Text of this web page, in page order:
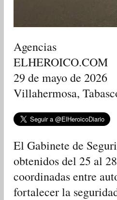
Agencias
ELHEROICO.COM
29 de mayo de 2026
Villahermosa,
El Gabinete de
obtenidos del 25 al
coordinadas entre
fortalecer la